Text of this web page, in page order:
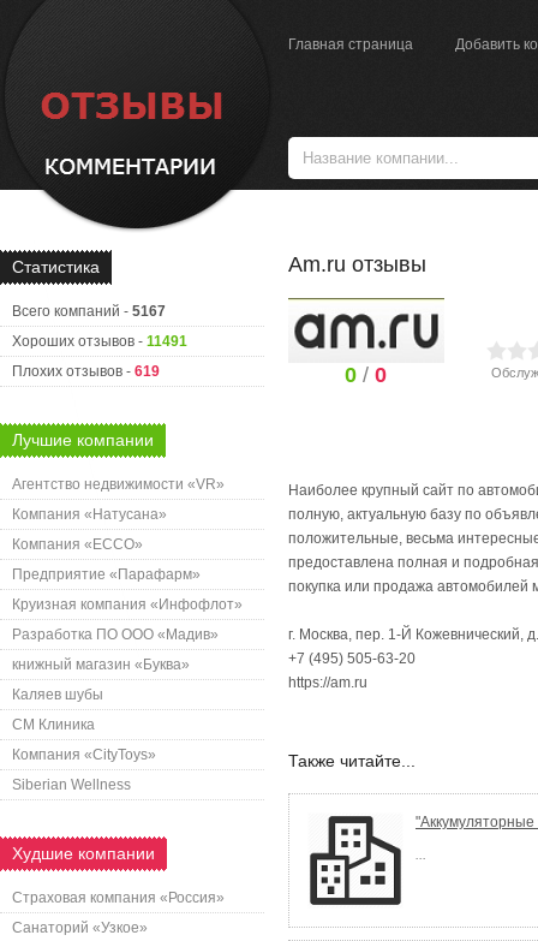
Главная страница Добавить
Статистика
Всего компаний - 5167
Хороших отзывов - 11491
Плохих отзывов - 619
Лучшие компании
Агентство недвижимости «VR»
Компания «Натусана»
Компания «ECCO»
Предприятие «Парафарм»
Круизная компания «Инфофлот»
Разработка ПО ООО «Мадив»
книжный магазин «Буква»
Каляев шубы
СМ Клиника
Компания «CityToys»
Siberian Wellness
Худшие компании
Страховая компания «Россия»
Санаторий «Узкое»
Am.ru отзывы
0 /0
Наиболее крупный сайт по
полную, актуальную базу по
положительные, весьма
предоставлена полная и
покупка или продажа автомобилей
г. Москва, пер. 1-Й Кожевнический,
+7 (495) 505-63-20
https://am.ru
Также читайте...
...